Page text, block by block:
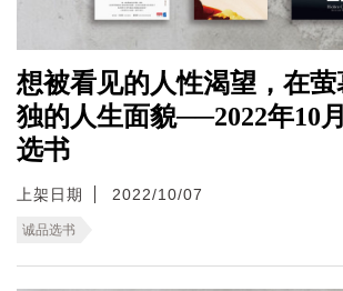
想被看见的人性渴望，在
独的人生面貌──2022年10
选书
上架日期 2022/10/07
诚品选书